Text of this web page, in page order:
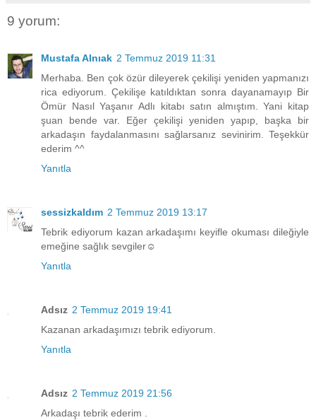
9 yorum:
Mustafa Alnıak 2 Temmuz 2019 11:31
Merhaba. Ben çok özür dileyerek çekilişi yeniden yapmanızı
rica ediyorum. Çekilişe katıldıktan sonra dayanamayıp Bir
Ömür Nasıl Yaşanır Adlı kitabı satın almıştım. Yani kitap
şuan bende var. Eğer çekilişi yeniden yapıp, başka bir
arkadaşın faydalanmasını sağlarsanız sevinirim. Teşekkür
ederim ^^
Yanıtla
sessizkaldım 2 Temmuz 2019 13:17
Tebrik ediyorum kazan arkadaşımı keyifle okuması dileğiyle
emeğine sağlık sevgiler☺
Yanıtla
Adsız 2 Temmuz 2019 19:41
Kazanan arkadaşımızı tebrik ediyorum.
Yanıtla
Adsız 2 Temmuz 2019 21:56
Arkadaşı tebrik ederim .